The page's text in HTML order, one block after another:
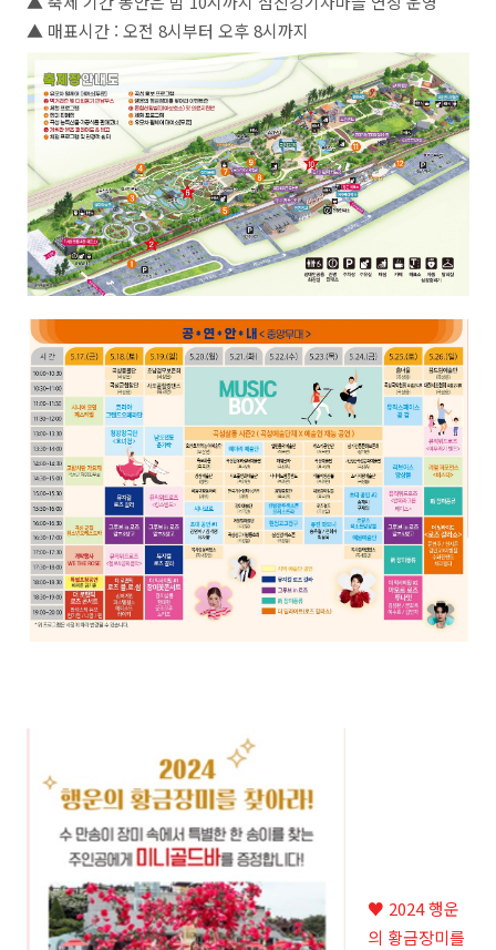
▲ 매표시간 : 오전 8시부터 오후 8시까지
♥ 2024 행운
의 황금장미를